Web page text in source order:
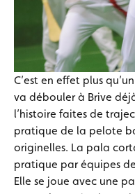
C’est en effet plus
va débouler à Brive
l’histoire faites de
pratique de la pelote
originelles. La pala
pratique par équipes
Elle se joue avec une